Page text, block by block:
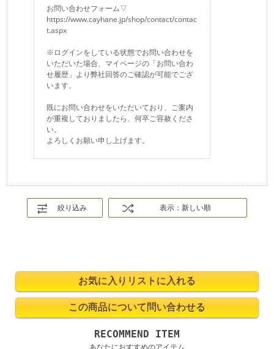
お問い合わせフォーム▽
https://www.cayhane.jp/shop/contact/contac
t.aspx
※ログインをしている状態でお問い合わせを
いただいた場合、マイページの「お問い合わ
せ履歴」より弊社回答のご確認が可能でござ
います。
既にお問い合わせをいただいており、ご案内
が重複しておりましたら、何卒ご容赦くださ
い。
よろしくお願い申し上げます。
絞り込み 表示：新しい順
RECOMMEND ITEM
あなたにおすすめのアイテム